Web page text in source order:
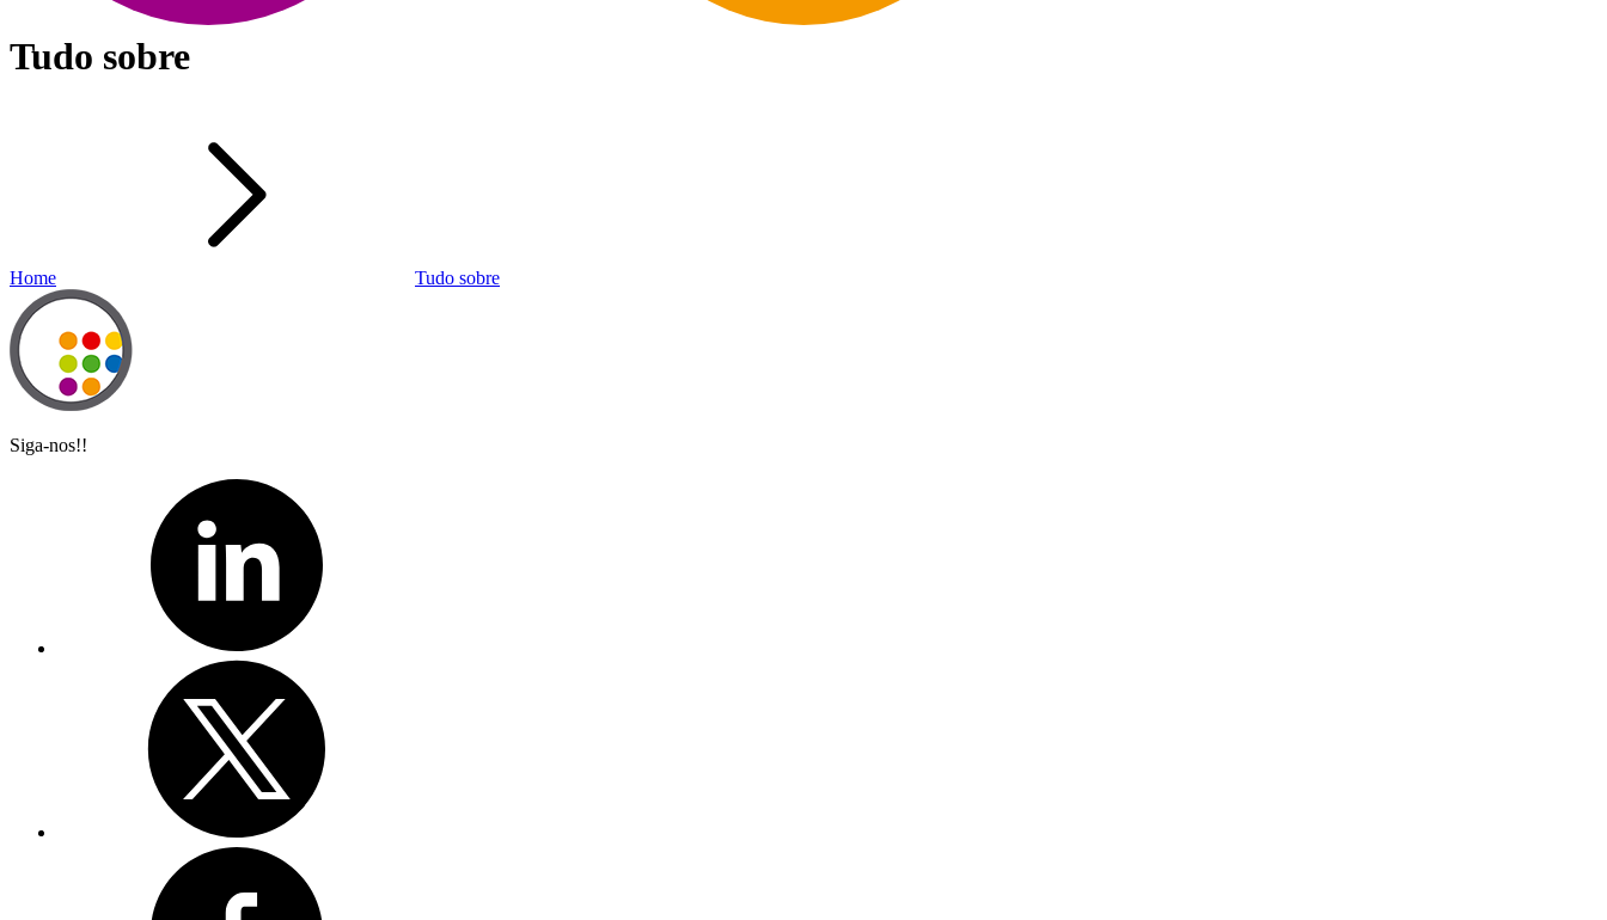
Tudo sobre
Home Tudo sobre
Siga-nos!!